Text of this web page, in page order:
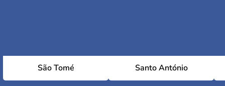
São Tomé Santo António